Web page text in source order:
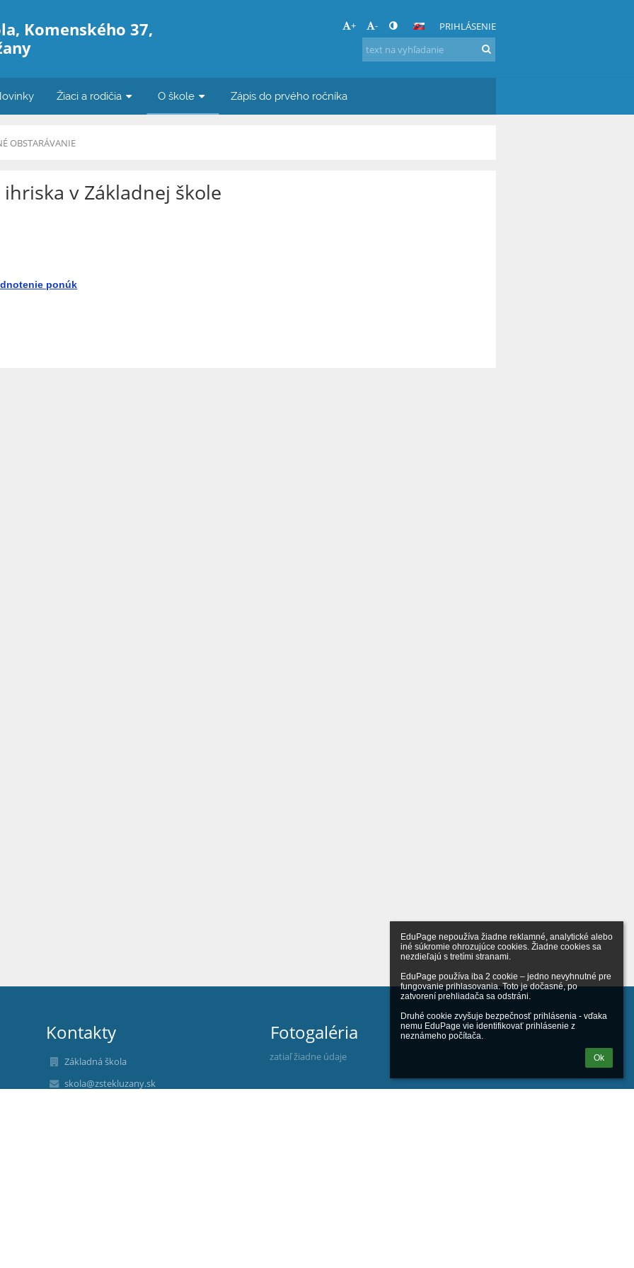
EduPage nepoužíva žiadne reklamné, analytické alebo
iné súkromie ohrozujúce cookies. Žiadne cookies sa
nezdieľajú s tretími stranami.
EduPage používa iba 2 cookie – jedno nevyhnutné pre
fungovanie prihlasovania. Toto je dočasné, po
zatvorení prehliadača sa odstráni.
Druhé cookie zvyšuje bezpečnosť prihlásenia - vďaka
nemu EduPage vie identifikovať prihlásenie z
neznámeho počítača.
Ok
Komenského 37,
+ - PRIHLÁSENIE
Žiaci a rodičia O škole Zápis do prvého ročníka
OBSTARÁVANIE
v Základnej škole
ponúk
Kontakty
Základná škola
skola@zstekluzany.sk
Fotogaléria
zatiaľ žiadne údaje